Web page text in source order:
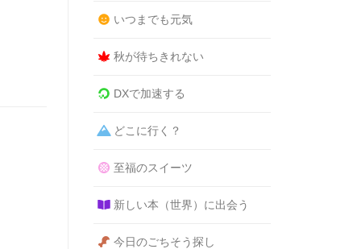
いつまでも元気
秋が待ちきれない
DXで加速する
どこに行く？
至福のスイーツ
新しい本（世界）に出会う
今日のごちそう探し